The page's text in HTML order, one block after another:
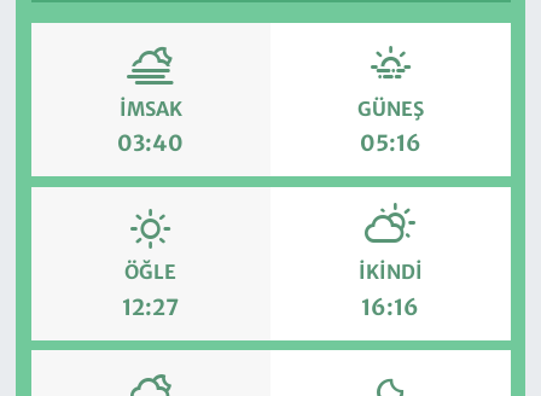
İMSAK
03:40
GÜNEŞ
05:16
ÖĞLE
12:27
İKINDI
16:16